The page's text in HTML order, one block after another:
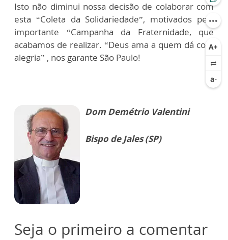
Isto não diminui nossa decisão de colaborar com
esta “Coleta da Solidariedade”, motivados pela
importante “Campanha da Fraternidade, que
acabamos de realizar. “Deus ama a quem dá com
alegria” , nos garante São Paulo!
Dom Demétrio Valentini
Bispo de Jales (SP)
Seja o primeiro a comentar